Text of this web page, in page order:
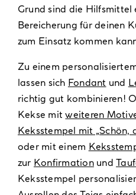
Grund sind die Hilfsmittel
Bereicherung für deinen
zum Einsatz kommen
Zu einem
lassen sich Fondant und
richtig gut kombinieren!
Kekse mitweiteren
Keksstempel mit „Schön,
oder mit einem
zur Konfirmationund
Keksstempel